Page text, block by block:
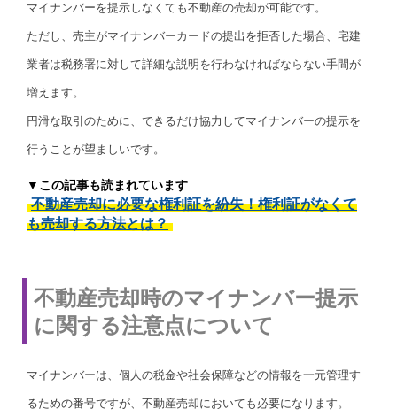
マイナンバーを提示しなくても不動産の売却が可能です。
ただし、売主がマイナンバーカードの提出を拒否した場合、宅建
業者は税務署に対して詳細な説明を行わなければならない手間が
増えます。
円滑な取引のために、できるだけ協力してマイナンバーの提示を
行うことが望ましいです。
▼この記事も読まれています
不動産売却に必要な権利証を紛失！権利証がなくて
も売却する方法とは？
不動産売却時のマイナンバー提示
に関する注意点について
マイナンバーは、個人の税金や社会保障などの情報を一元管理す
るための番号ですが、不動産売却においても必要になります。